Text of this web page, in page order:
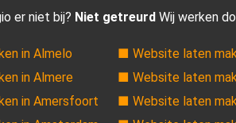
er niet bij? Niet getreurd Wij werken
in Almelo
in Almere
in Amersfoort
■ Website laten
■ Website laten
■ Website laten